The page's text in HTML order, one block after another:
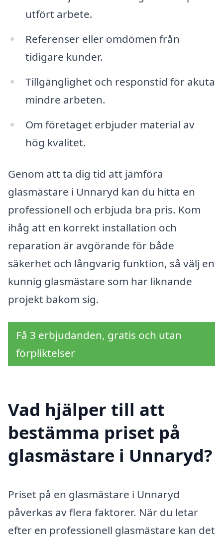
utfört arbete.
Referenser eller omdömen från
tidigare kunder.
Tillgänglighet och responstid för akuta
mindre arbeten.
Om företaget erbjuder material av
hög kvalitet.
Genom att ta dig tid att jämföra
glasmästare i Unnaryd kan du hitta en
professionell och erbjuda bra pris. Kom
ihåg att en korrekt installation och
reparation är avgörande för både
säkerhet och långvarig funktion, så välj en
kunnig glasmästare som har liknande
projekt bakom sig.
Få 3 erbjudanden, gratis och utan
förpliktelser
Vad hjälper till att
bestämma priset på
glasmästare i Unnaryd?
Priset på en glasmästare i Unnaryd
påverkas av flera faktorer. När du letar
efter en professionell glasmästare kan det